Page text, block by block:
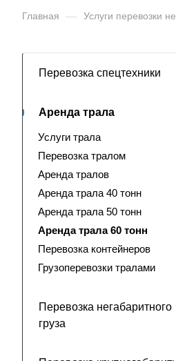
Главная — Услуги перевозки
Перевозка спецтехники
Аренда трала
Услуги трала
Перевозка тралом
Аренда тралов
Аренда трала 40 тонн
Аренда трала 50 тонн
Аренда трала 60 тонн
Перевозка контейнеров
Грузоперевозки тралами
Перевозка негабаритного
груза